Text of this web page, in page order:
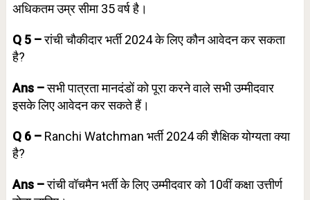
अधिकतम उम्र सीमा 35 वर्ष है।
Q 5 –रांची चौकीदार भर्ती 2024 के लिए कौन आवेदन कर सकता
है?
Ans –सभी पात्रता मानदंडों को पूरा करने वाले सभी उम्मीदवार
इसके लिए आवेदन कर सकते हैं।
Q 6 – Ranchi Watchman भर्ती 2024 की शैक्षिक योग्यता क्या
है?
Ans –रांची वॉचमैन भर्ती के लिए उम्मीदवार को 10वीं कक्षा उत्तीर्ण